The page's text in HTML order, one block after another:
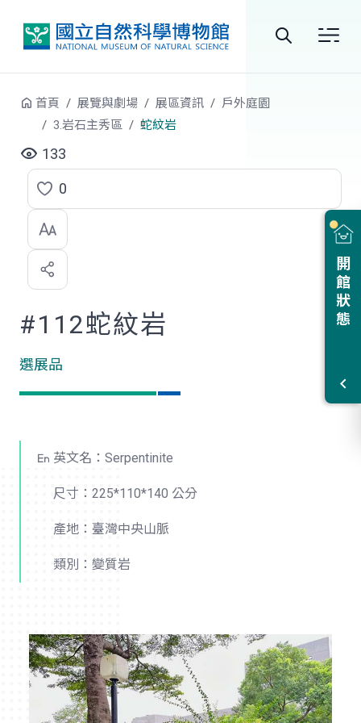
開館狀態
首頁 展覽與劇場 展區資訊
戶外庭園
3.岩石主秀區
蛇紋岩
133
點
選
喜
歡
0
#112蛇紋岩
選展品
英文名：Serpentinite
尺寸：225*110*140 公分
產地：臺灣中央山脈
類別：變質岩